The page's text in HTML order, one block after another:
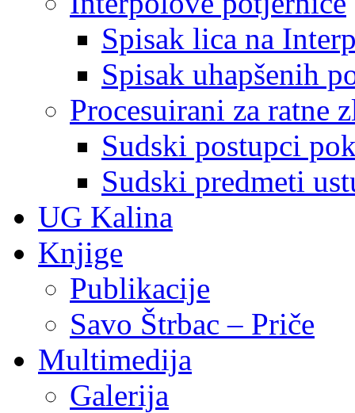
Spisak lica na
Spisak uhapšenih
Procesuirani za ratne
Sudski postupci
Sudski predmeti
UG Kalina
Knjige
Publikacije
Savo Štrbac – Priče
Multimedija
Galerija